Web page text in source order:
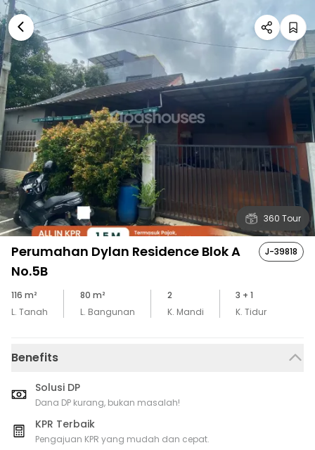
360 Tour
Perumahan Dylan Residence Blok A
No.5B
J-39818
116 m²
L. Tanah
80 m²
L. Bangunan
2
K. Mandi
3 + 1
K. Tidur
Benefits
Solusi DP
Dana DP kurang, bukan masalah!
KPR Terbaik
Pengajuan KPR yang mudah dan cepat.